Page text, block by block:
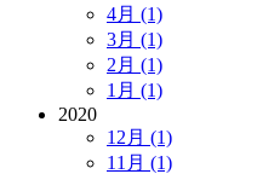
4月 (1)
3月 (1)
2月 (1)
1月 (1)
2020
12月 (1)
11月 (1)